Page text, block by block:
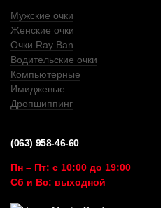
Мужские очки
Женские очки
Очки Ray Ban
Водительские очки
Компьютерные
Имиджевые
Дропшиппинг
(063) 958-46-60
Пн – Пт: с 10:00 до 19:00
Сб и Вс: выходной